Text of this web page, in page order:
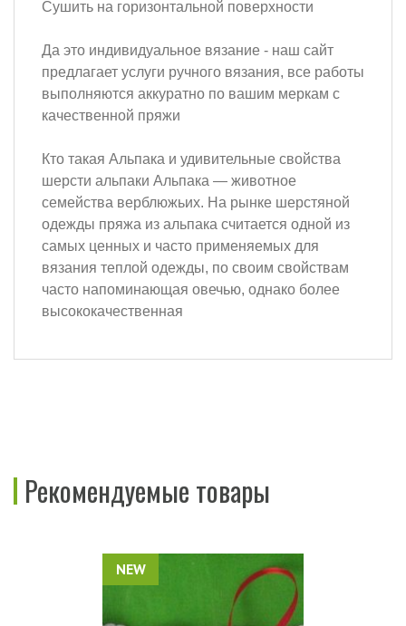
Сушить на горизонтальной поверхности
Да это индивидуальное вязание - наш сайт
предлагает услуги ручного вязания, все работы
выполняются аккуратно по вашим меркам с
качественной пряжи
Кто такая Альпака и удивительные свойства
шерсти альпаки Альпака — животное
семейства верблюжьих. На рынке шерстяной
одежды пряжа из альпака считается одной из
самых ценных и часто применяемых для
вязания теплой одежды, по своим свойствам
часто напоминающая овечью, однако более
высококачественная
Рекомендуемые товары
NEW